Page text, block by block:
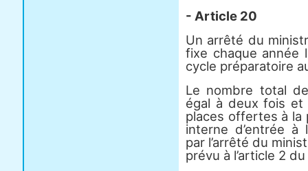
- Article 20
Un arrêté du
fixe chaque année
cycle préparatoire
Le nombre total
égal à deux fois
places offertes à la
interne d’entrée à
par l’arrêté du
prévu à l’article 2